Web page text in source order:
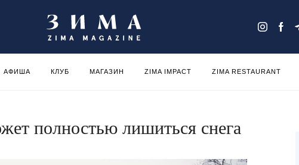
АФИША КЛУБ МАГАЗИН ZIMA IMPACT ZIMA RESTAURANT
полностью лишиться снега